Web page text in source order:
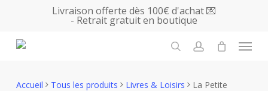
main
Livraison offerte dès 100€ d'achat 💌
- Retrait gratuit en boutique
Menu
Accueil Tous les produits Livres & Loisirs
La Petite